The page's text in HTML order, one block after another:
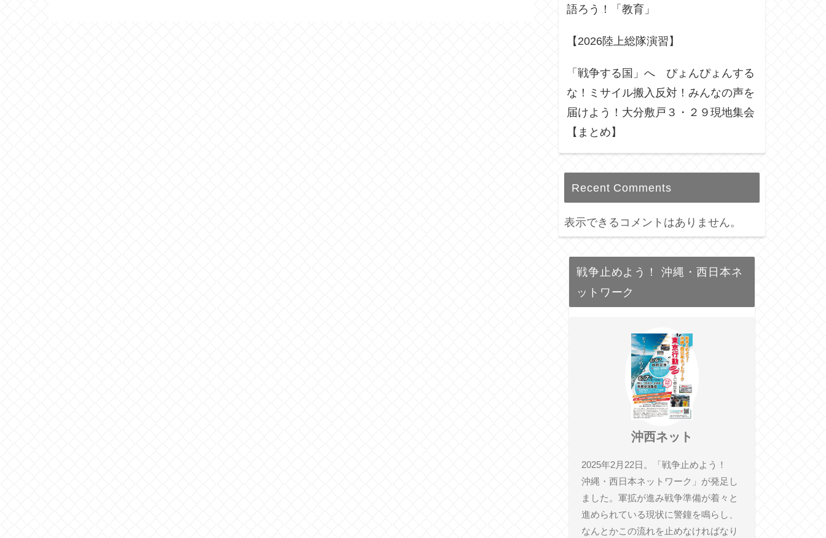
語ろう！「教育」
【2026陸上総隊演習】
「戦争する国」へ ぴょんぴょんする
な！ミサイル搬入反対！みんなの声を
届けよう！大分敷戸３・２９現地集会
【まとめ】
Recent Comments
表示できるコメントはありません。
戦争止めよう！ 沖縄・西日本ネ
ットワーク
沖西ネット
2025年2月22日。「戦争止めよう！
沖縄・西日本ネットワーク」が発足し
ました。軍拡が進み戦争準備が着々と
進められている現状に警鐘を鳴らし、
なんとかこの流れを止めなければなり